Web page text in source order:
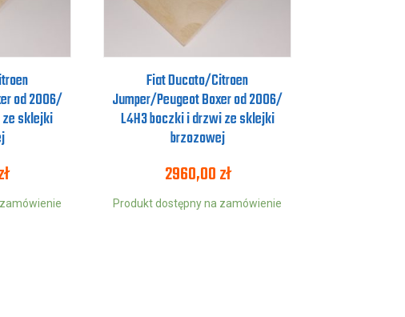
od 2006/
ze sklejki
Fiat Ducato/Citroen
Jumper/Peugeot Boxer od 2006/
L4H3 boczki i drzwi ze sklejki
brzozowej
2960,00zł
Produkt dostępny na zamówienie